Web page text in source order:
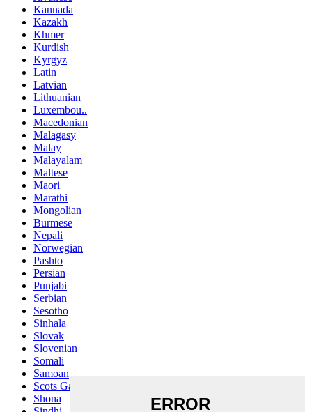
Kannada
Kazakh
Khmer
Kurdish
Kyrgyz
Latin
Latvian
Lithuanian
Luxembou..
Macedonian
Malagasy
Malay
Malayalam
Maltese
Maori
Marathi
Mongolian
Burmese
Nepali
Norwegian
Pashto
Persian
Punjabi
Serbian
Sesotho
Sinhala
Slovak
Slovenian
Somali
Samoan
Scots Gaelic
Shona